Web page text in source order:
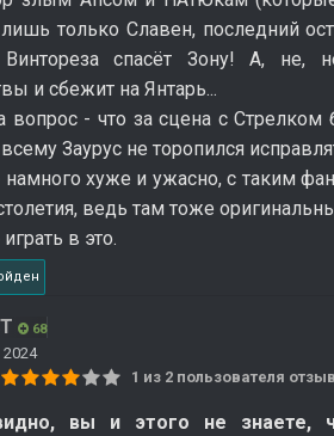
только Славен, последний
спасёт Зону! А, не,
и сбежит на Янтарь...
вопрос - что за сцена с
всему Заурус не торопился
намного хуже и ужасно, с таким
ведь там тоже
в это.
68
2024
1 из 2 пользователя
вы и этого не знаете,